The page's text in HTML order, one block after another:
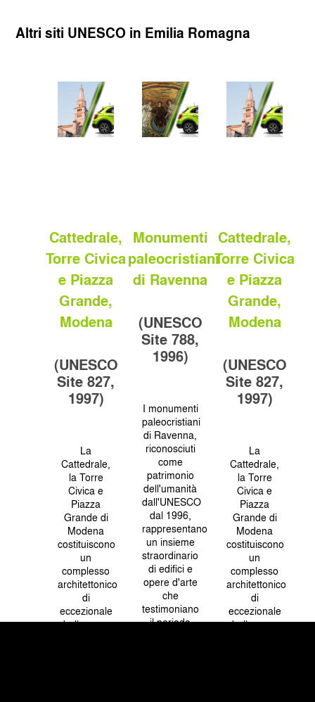
Altri siti UNESCO in Emilia Romagna
Cattedrale,
Torre Civica
e Piazza
Grande,
Modena
(UNESCO
Site 827,
1997)
La
Cattedrale,
la Torre
Civica e
Piazza
Grande di
Modena
costituiscono
un
complesso
architettonico
di
eccezionale
bellezza e
Monumenti
paleocristiani
di Ravenna
(UNESCO
Site 788,
1996)
I monumenti
paleocristiani
di Ravenna,
riconosciuti
come
patrimonio
dell'umanità
dall'UNESCO
dal 1996,
rappresentano
un insieme
straordinario
di edifici e
opere d'arte
che
testimoniano
il periodo
Cattedrale,
Torre Civica
e Piazza
Grande,
Modena
(UNESCO
Site 827,
1997)
La
Cattedrale,
la Torre
Civica e
Piazza
Grande di
Modena
costituiscono
un
complesso
architettonico
di
eccezionale
bellezza e